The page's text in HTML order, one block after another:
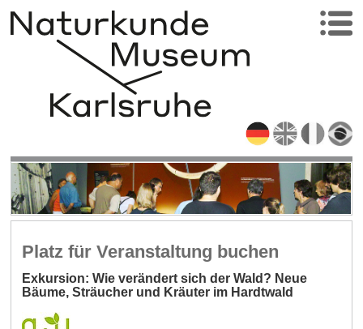
Platz für Veranstaltung buchen
Exkursion: Wie verändert sich der Wald? Neue
Bäume, Sträucher und Kräuter im Hardtwald